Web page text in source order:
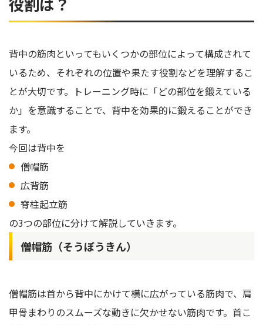
背中の筋肉といってもいくつかの部位によって構成されて
いるため、それぞれの位置や果たす役割などを理解するこ
とが大切です。トレーニング時に「どの部位を鍛えている
か」を意識することで、背中を効果的に鍛えることができ
ます。
今回は背中を
僧帽筋
広背筋
脊柱起立筋
の3つの部位に分けて解説していきます。
僧帽筋（そうぼうきん）
僧帽筋は首から背中にかけて横に広がっている筋肉で、肩
甲骨まわりのスムーズな動きに欠かせない筋肉です。首こ